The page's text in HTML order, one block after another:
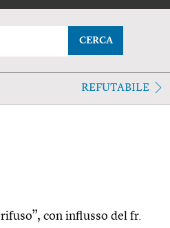
CERCA
REFUTABILE
con influsso del fr.